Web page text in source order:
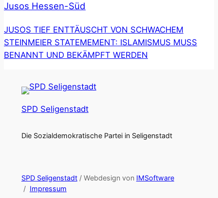
Jusos Hessen-Süd
JUSOS TIEF ENTTÄUSCHT VON SCHWACHEM
STEINMEIER STATEMEMENT: ISLAMISMUS MUSS
BENANNT UND BEKÄMPFT WERDEN
SPD Seligenstadt
Die Sozialdemokratische Partei in Seligenstadt
SPD Seligenstadt/ Webdesign von IMSoftware
/ Impressum